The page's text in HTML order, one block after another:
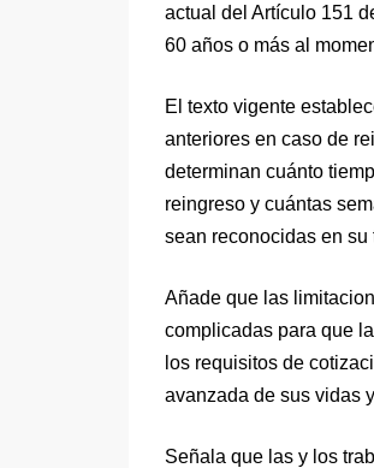
actual del Artículo 151
60 años o más al
El texto vigente
anteriores en caso de
determinan cuánto
reingreso y cuántas
sean reconocidas en su
Añade que las
complicadas para que
los requisitos de
avanzada de sus vidas
Señala que las y los